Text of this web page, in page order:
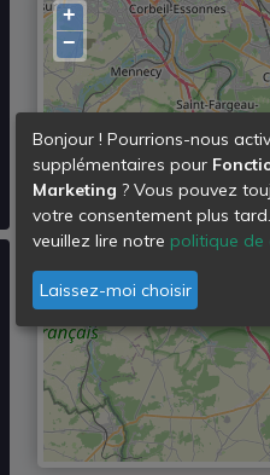
+
−
Bonjour ! Pourrions-nous
supplémentaires pour
Marketing ? Vous pouvez
votre consentement plus
veuillez lire notre politique de
Laissez-moi choisir